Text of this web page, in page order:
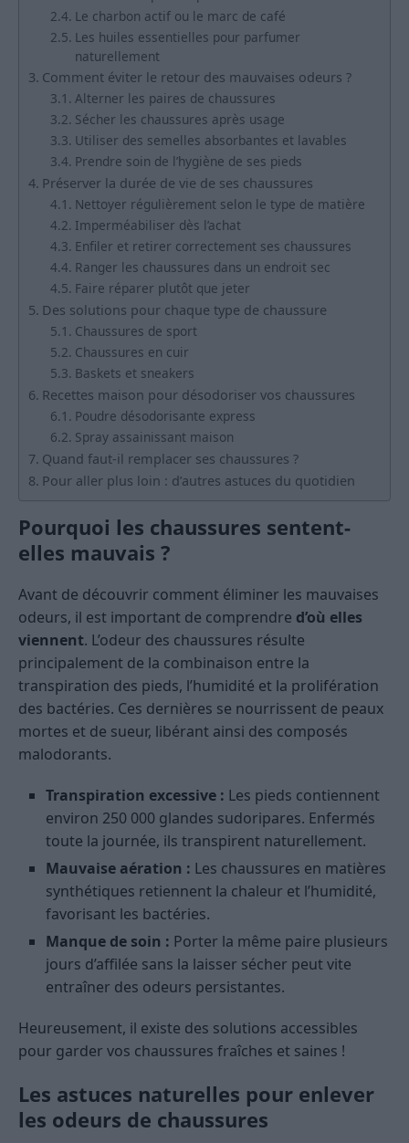
Le charbon actif ou le marc de café
Les huiles essentielles pour parfumer
naturellement
Comment éviter le retour des mauvaises odeurs ?
Alterner les paires de chaussures
Sécher les chaussures après usage
Utiliser des semelles absorbantes et lavables
Prendre soin de l’hygiène de ses pieds
Préserver la durée de vie de ses chaussures
Nettoyer régulièrement selon le type de matière
Imperméabiliser dès l’achat
Enfiler et retirer correctement ses chaussures
Ranger les chaussures dans un endroit sec
Faire réparer plutôt que jeter
Des solutions pour chaque type de chaussure
Chaussures de sport
Chaussures en cuir
Baskets et sneakers
Recettes maison pour désodoriser vos chaussures
Poudre désodorisante express
Spray assainissant maison
Quand faut-il remplacer ses chaussures ?
Pour aller plus loin : d’autres astuces du quotidien
Pourquoi les chaussures sentent-
elles mauvais ?
Avant de découvrir comment éliminer les mauvaises
odeurs, il est important de comprendre d’où elles
viennent. L’odeur des chaussures résulte
principalement de la combinaison entre la
transpiration des pieds, l’humidité et la prolifération
des bactéries. Ces dernières se nourrissent de peaux
mortes et de sueur, libérant ainsi des composés
malodorants.
Transpiration excessive : Les pieds contiennent
environ 250 000 glandes sudoripares. Enfermés
toute la journée, ils transpirent naturellement.
Mauvaise aération : Les chaussures en matières
synthétiques retiennent la chaleur et l’humidité,
favorisant les bactéries.
Manque de soin : Porter la même paire plusieurs
jours d’affilée sans la laisser sécher peut vite
entraîner des odeurs persistantes.
Heureusement, il existe des solutions accessibles
pour garder vos chaussures fraîches et saines !
Les astuces naturelles pour enlever
les odeurs de chaussures